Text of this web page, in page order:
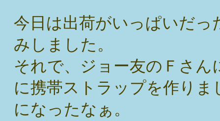
今日は出荷がいっぱいだ
みしました。
それで、ジョー友のＦさ
に携帯ストラップを作り
になったなぁ。